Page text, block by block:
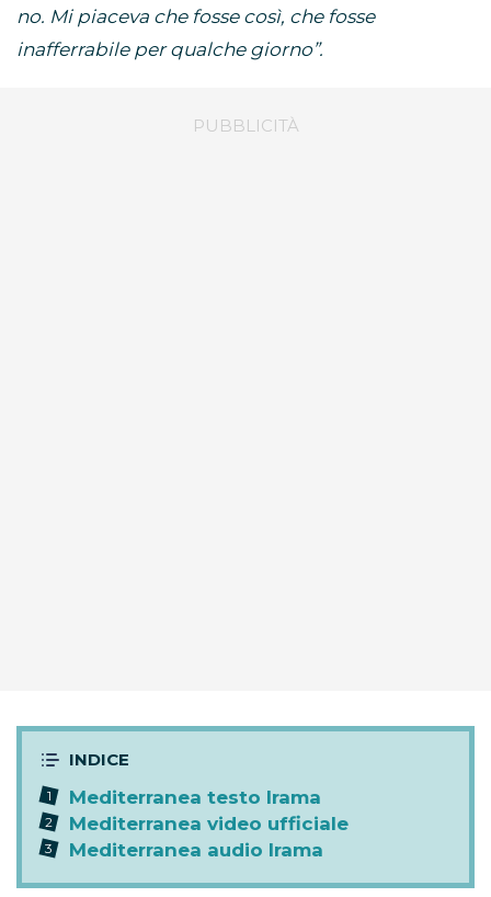
no. Mi piaceva che fosse così, che fosse
inafferrabile per qualche giorno”.
Mediterranea testo Irama
Mediterranea video ufficiale
Mediterranea audio Irama